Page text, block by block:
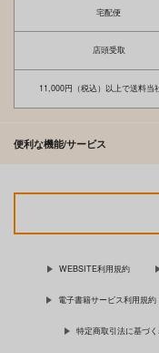
宅配便
店頭受取
11,000円（税込）以上で送料当
便利な機能/サービス
WEBSITE利用規約
電子書籍サービス利用規約
特定商取引法に基づ